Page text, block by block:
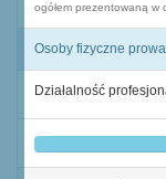
ogółem prezentowaną w
Osoby fizyczne
Działalność